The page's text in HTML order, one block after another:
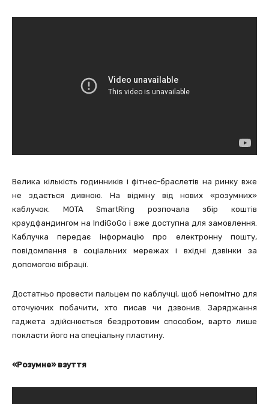
Велика кількість годинників і фітнес-браслетів на ринку вже
не здається дивною. На відміну від нових «розумних»
каблучок. MOTA SmartRing розпочала збір коштів
краудфандингом на IndiGoGo і вже доступна для замовлення.
Каблучка передає інформацію про електронну пошту,
повідомлення в соціальних мережах і вхідні дзвінки за
допомогою вібрації.
Достатньо провести пальцем по каблучці, щоб непомітно для
оточуючих побачити, хто писав чи дзвонив. Заряджання
гаджета здійснюється бездротовим способом, варто лише
покласти його на спеціальну пластину.
«Розумне» взуття